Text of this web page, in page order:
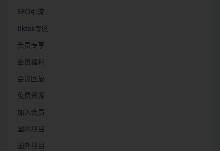
SEO引流
tiktok专区
会员专享
会员福利
会议回放
免费资源
加入会员
国内项目
国外项目